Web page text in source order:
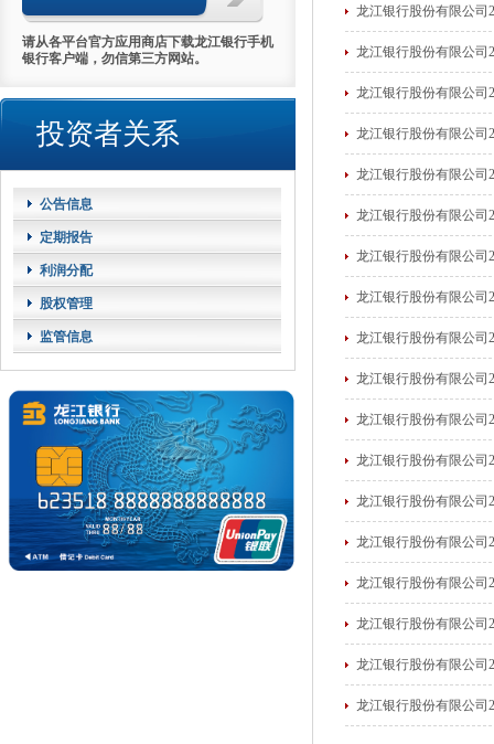
请从各平台官方应用商店下载龙江银行手机
银行客户端，勿信第三方网站。
投资者关系
公告信息
定期报告
利润分配
股权管理
监管信息
龙江银行股份有限公司
龙江银行股份有限公司
龙江银行股份有限公司
龙江银行股份有限公司
龙江银行股份有限公司
龙江银行股份有限公司
龙江银行股份有限公司
龙江银行股份有限公司
龙江银行股份有限公司
龙江银行股份有限公司
龙江银行股份有限公司
龙江银行股份有限公司
龙江银行股份有限公司
龙江银行股份有限公司
龙江银行股份有限公司
龙江银行股份有限公司
龙江银行股份有限公司
龙江银行股份有限公司